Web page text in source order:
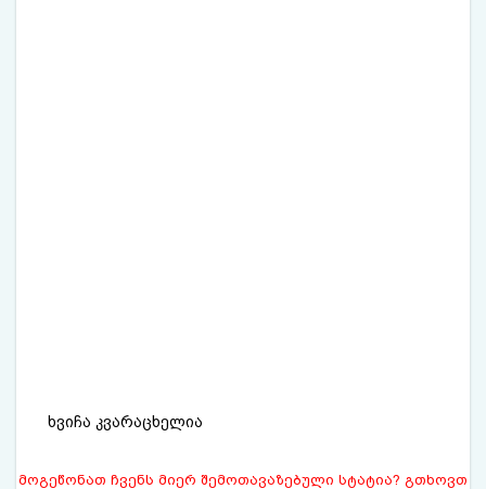
ხვიჩა კვარაცხელია
მოგეწონათ ჩვენს მიერ შემოთავაზებული სტატია? გთხოვთ